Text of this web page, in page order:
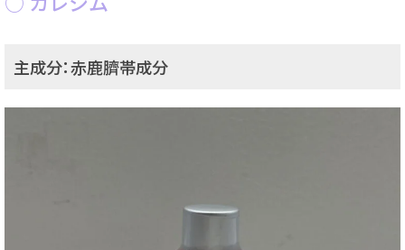
主成分：赤鹿臍帯成分